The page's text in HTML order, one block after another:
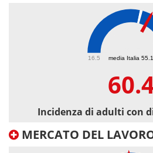
media Italia 55.1
16.5
Incidenza di adulti con
MERCATO DEL